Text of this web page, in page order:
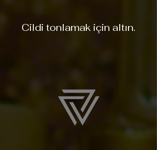
Cildi tonlamak için altın.